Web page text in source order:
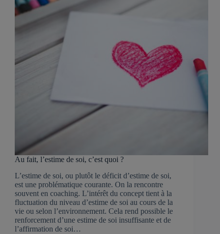
Au fait, l’estime de soi, c’est quoi ?
L’estime de soi, ou plutôt le déficit d’estime de soi,
est une problématique courante. On la rencontre
souvent en coaching. L’intérêt du concept tient à la
fluctuation du niveau d’estime de soi au cours de la
vie ou selon l’environnement. Cela rend possible le
renforcement d’une estime de soi insuffisante et de
l’affirmation de soi…